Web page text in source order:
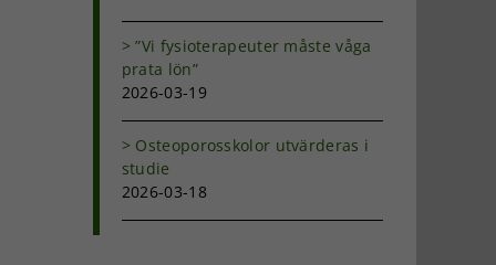
”Vi fysioterapeuter måste våga
prata lön”
2026-03-19
Osteoporosskolor utvärderas i
studie
2026-03-18